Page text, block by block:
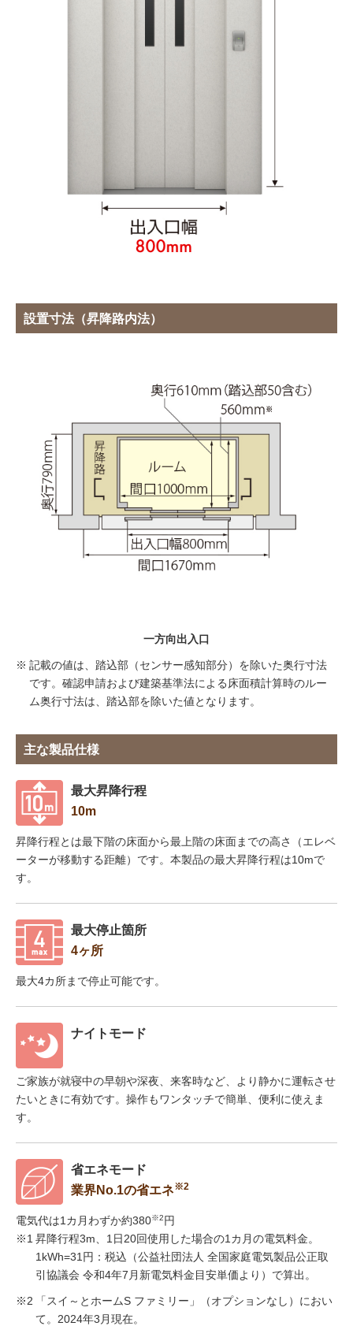
設置寸法（昇降路内法）
一方向出入口
※ 記載の値は、踏込部（センサー感知部分）を除いた奥行寸法
です。確認申請および建築基準法による床面積計算時のルー
ム奥行寸法は、踏込部を除いた値となります。
主な製品仕様
最大昇降行程
10m
昇降行程とは最下階の床面から最上階の床面までの高さ（エレベ
ーターが移動する距離）です。本製品の最大昇降行程は10mで
す。
最大停止箇所
4ヶ所
最大4カ所まで停止可能です。
ナイトモード
ご家族が就寝中の早朝や深夜、来客時など、より静かに運転させ
たいときに有効です。操作もワンタッチで簡単、便利に使えま
す。
省エネモード
業界No.1の省エネ※2
電気代は1カ月わずか約380※2円
※1 昇降行程3m、1日20回使用した場合の1カ月の電気料金。
1kWh=31円：税込（公益社団法人 全国家庭電気製品公正取
引協議会 令和4年7月新電気料金目安単価より）で算出。
※2
「スイ～とホームS ファミリー」（オプションなし）におい
て。2024年3月現在。